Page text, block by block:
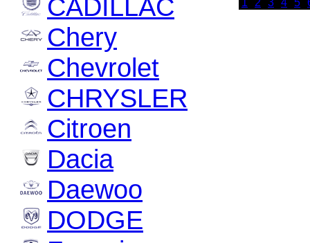
CADILLAC
Chery
Chevrolet
CHRYSLER
Citroen
Dacia
Daewoo
DODGE
1 2 3 4 5